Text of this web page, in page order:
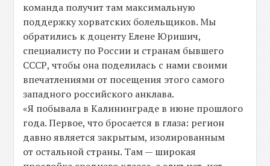
команда получит там максимальную
поддержку хорватских болельщиков. Мы
обратились к доценту Елене Юришич,
специалисту по России и странам бывшего
СССР, чтобы она поделилась с нами своими
впечатлениями от посещения этого самого
западного российского анклава.
«Я побывала в Калининграде в июне прошлого
года. Первое, что бросается в глаза: регион
давно является закрытым, изолированным
от остальной страны. Там — широкая